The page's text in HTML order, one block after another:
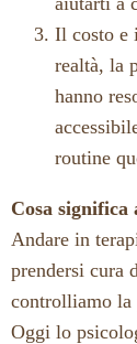
Il costo e
realtà, la
hanno
routine
Cosa significa
Andare in
prendersi cura
controlliamo la
Oggi lo